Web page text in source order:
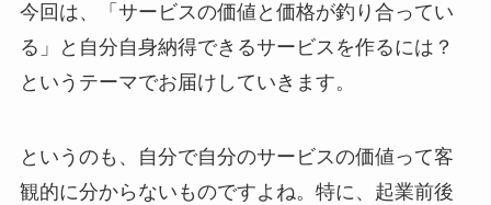
今回は、「サービスの価値と価格が釣り合ってい
る」と自分自身納得できるサービスを作るには？
というテーマでお届けしていきます。
というのも、自分で自分のサービスの価値って客
観的に分からないものですよね。特に、起業前後